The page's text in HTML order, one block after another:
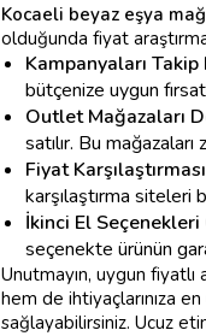
Kocaeli beyaz eşya
olduğunda fiyat
Kampanyaları Takip
bütçenize uygun
Outlet Mağazaları
satılır. Bu
Fiyat
karşılaştırma siteleri
İkinci El
seçenekte ürünün
Unutmayın, uygun
hem de ihtiyaçlarınıza
sağlayabilirsiniz. Ucuz